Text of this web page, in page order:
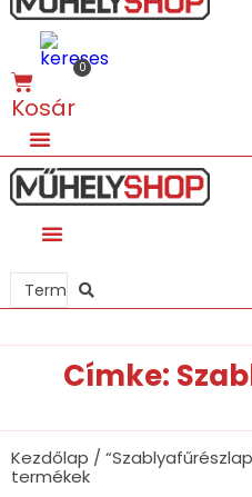
0
Kosár
Search
Címke:
Kezdőlap /
termékek